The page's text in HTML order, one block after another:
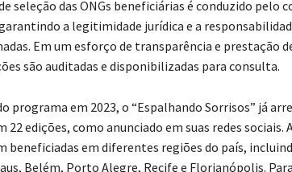
seleção das ONGs beneficiárias é conduzido pelo
a legitimidade jurídica e a
Em um esforço de transparência e prestação
são auditadas e disponibilizadas para consulta.
programa em 2023, o “Espalhando Sorrisos” já
22 edições, como anunciado em suas redes sociais.
beneficiadas em diferentes regiões do país,
Belém, Porto Alegre, Recife e Florianópolis.